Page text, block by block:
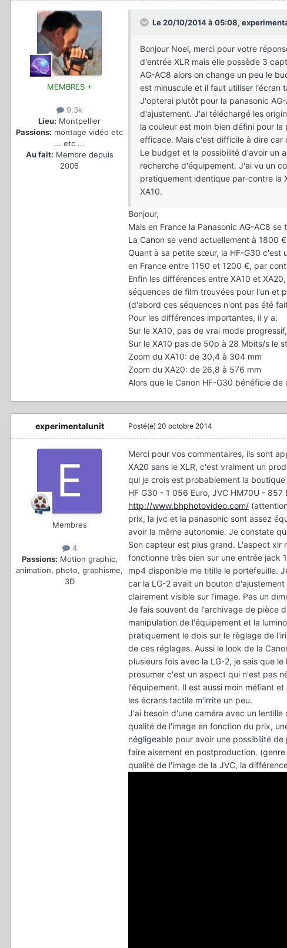
MEMBRES +
9,3k
Lieu: Montpellier
Passions: montage vidéo etc
... etc ...
Au fait: Membre depuis
2006
Le 20/10/2014 à 05:08,
Bonjour Noel, merci pour votre
d'entrée XLR mais elle possède 3
AG-AC8 alors on change un peu le
est minuscule et il faut utiliser l'écran
J'opterai plutôt pour la panasonic
d'ajustement. J'ai téléchargé les
la couleur est moin bien défini pour
efficace. Mais c'est difficile à dire car
Le budget et la possibilité d'avoir un
recherche d'équipement. J'ai vu un
pratiquement identique par-contre la
XA10.
Bonjour,
Mais en France la Panasonic AG-AC8 se
La Canon se vend actuellement à 1800 €
Quant à sa petite sœur, la HF-G30 c'est
en France entre 1150 et 1200 €, par
Enfin les différences entre XA10 et
séquences de film trouvées pour l'un et
(d'abord ces séquences n'ont pas été
Pour les différences importantes, il y a:
Sur le XA10, pas de vrai mode
Sur le XA10 pas de 50p à 28 Mbits/s le
Zoom du XA10: de 30,4 à 304 mm
Zoom du XA20: de 26,8 à 576 mm
Alors que le Canon HF-G30 bénéficie
experimentalunit
Membres
4
Passions: Motion graphic,
animation, photo, graphisme,
3D
Posté(e) 20 octobre 2014
Merci pour vos commentaires, ils sont
XA20 sans le XLR, c'est vraiment un
qui je crois est probablement la
HF G30 - 1 056 Euro, JVC HM70U - 857
http://www.bhphotovideo.com/
prix, la jvc et la panasonic sont assez
avoir la même autonomie. Je constate
Son capteur est plus grand. L'aspect xlr
fonctionne très bien sur une entrée jack
mp4 disponible me titille le portefeuille.
car la LG-2 avait un bouton
clairement visible sur l'image. Pas un
Je fais souvent de l'archivage de pièce
manipulation de l'équipement et la
pratiquement le dois sur le règlage de
de ces réglages. Aussi le look de la
plusieurs fois avec la LG-2, je sais que
prosumer c'est un aspect qui n'est pas
l'équipement. Il est aussi moin méfiant
les écrans tactile m'irrite un peu.
J'ai besoin d'une caméra avec un
qualité de l'image en fonction du prix,
négligeable pour avoir une possibilité
faire aisement en postproduction.
qualité de l'image de la JVC, la